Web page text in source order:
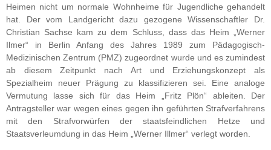
Heimen nicht um normale Wohnheime für Jugendliche gehandelt
hat. Der vom Landgericht dazu gezogene Wissenschaftler Dr.
Christian Sachse kam zu dem Schluss, dass das Heim „Werner
Ilmer“ in Berlin Anfang des Jahres 1989 zum Pädagogisch-
Medizinischen Zentrum (PMZ) zugeordnet wurde und es zumindest
ab diesem Zeitpunkt nach Art und Erziehungskonzept als
Spezialheim neuer Prägung zu klassifizieren sei. Eine analoge
Vermutung lasse sich für das Heim „Fritz Plön“ ableiten. Der
Antragsteller war wegen eines gegen ihn geführten Strafverfahrens
mit den Strafvorwürfen der staatsfeindlichen Hetze und
Staatsverleumdung in das Heim „Werner Illmer“ verlegt worden.